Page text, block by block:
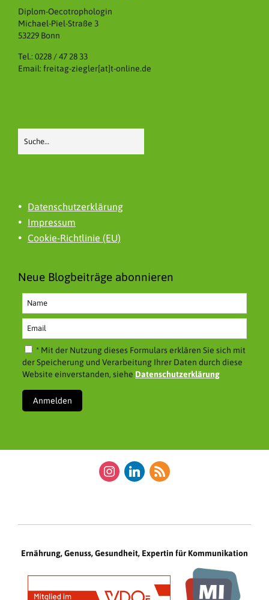
Diplom-Oecotrophologin
Michael-Piel-Straße 3
53229 Bonn
Tel.: 0228 / 47 28 33
Email: freitag-ziegler[at]t-online.de
Datenschutzerklärung
Impressum
Cookie-Richtlinie (EU)
Neue Blogbeiträge abonnieren
* Mit der Nutzung dieses Formulars erklären Sie sich mit
der Speicherung und Verarbeitung Ihrer Daten durch diese
Website einverstanden, siehe Datenschutzerklärung
instagramlinkedinrss
Ernährung, Genuss, Gesundheit, Expertin für Kommunikation